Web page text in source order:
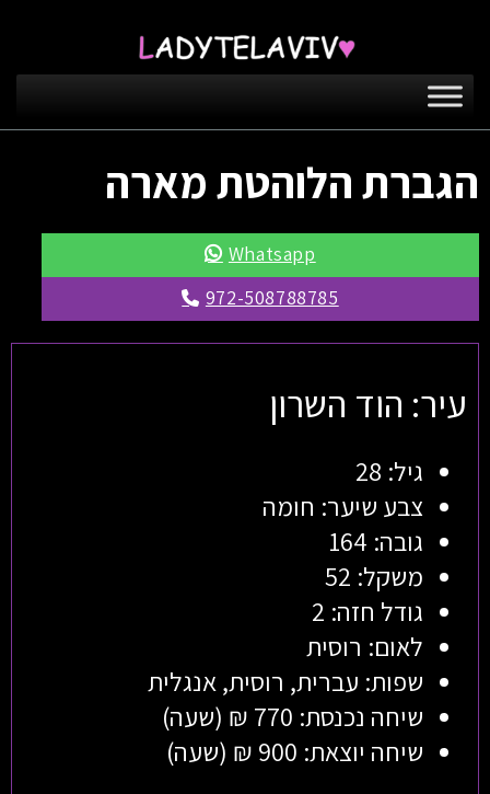
הגברת הלוהטת מארה
Whatsapp
972-508788785
עיר: הוד השרון
גיל: 28
צבע שיער: חומה
גובה: 164
משקל: 52
גודל חזה: 2
לאום: רוסית
שפות: עברית, רוסית, אנגלית
שיחה נכנסת: 770 ₪ (שעה)
שיחה יוצאת: 900 ₪ (שעה)